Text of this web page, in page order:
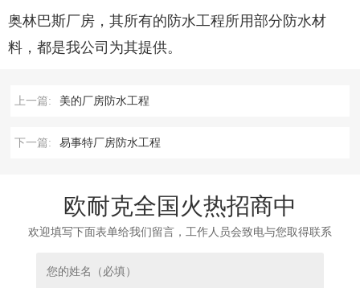
奥林巴斯厂房，其所有的防水工程所用部分防水材
料，都是我公司为其提供。
上一篇: 美的厂房防水工程
下一篇: 易事特厂房防水工程
欧耐克全国火热招商中
欢迎填写下面表单给我们留言，工作人员会致电与您取得联系